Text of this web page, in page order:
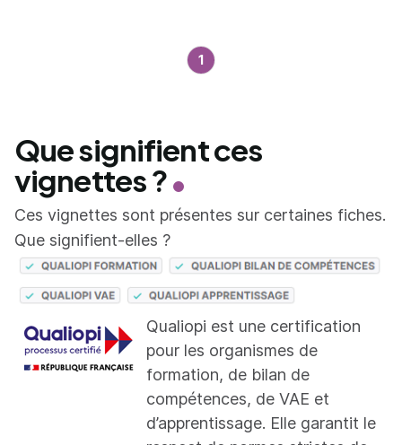
1
Que signifient ces
vignettes ?
Ces vignettes sont présentes sur certaines fiches.
Que signifient-elles ?
Qualiopi est une certification
pour les organismes de
formation, de bilan de
compétences, de VAE et
d’apprentissage. Elle garantit le